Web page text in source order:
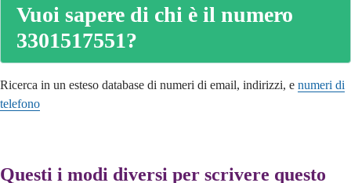
Vuoi sapere di chi è il numero
3301517551?
Ricerca in un esteso database di numeri di email, indirizzi, e numeri di
telefono
Questi i modi diversi per scrivere questo